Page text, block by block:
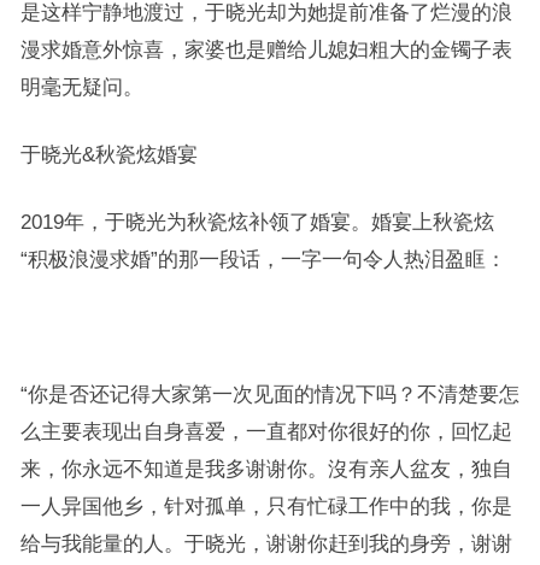
是这样宁静地渡过，于晓光却为她提前准备了烂漫的浪
漫求婚意外惊喜，家婆也是赠给儿媳妇粗大的金镯子表
明毫无疑问。
于晓光&秋瓷炫婚宴
2019年，于晓光为秋瓷炫补领了婚宴。婚宴上秋瓷炫
“积极浪漫求婚”的那一段话，一字一句令人热泪盈眶：
“你是否还记得大家第一次见面的情况下吗？不清楚要怎
么主要表现出自身喜爱，一直都对你很好的你，回忆起
来，你永远不知道是我多谢谢你。沒有亲人盆友，独自
一人异国他乡，针对孤单，只有忙碌工作中的我，你是
给与我能量的人。于晓光，谢谢你赶到我的身旁，谢谢